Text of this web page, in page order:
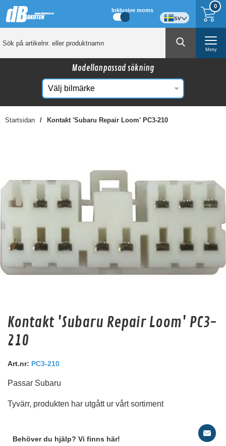
0
Inklusive moms
sv
Meny
Modellanpassad sökning
Startsidan Kontakt 'Subaru Repair Loom' PC3-210
dig?
Deaf Bonce Machete 20mm2 OFC (Svart)
20mm2 kopparkabel
Snabblager 1-3 dagar
Kontakt 'Subaru Repair Loom' PC3-
210
Art.nr: PC3-210
Passar Subaru
Tyvärr, produkten har utgått ur vårt sortiment
Behöver du hjälp? Vi finns här!